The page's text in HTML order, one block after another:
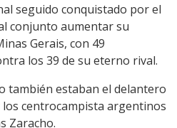
seguido conquistado por el
conjunto aumentar su
Gerais, con 49
los 39 de su eterno rival.
también estaban el delantero
centrocampista argentinos
Zaracho.